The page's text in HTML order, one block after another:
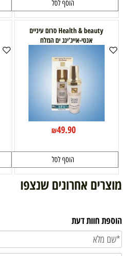
הוסף לסל
Health & beauty סרום עיניים
אנטי-אייג'ינג ים המלח
₪49.90
הוסף לסל
מוצרים אחרונים שנצפו
הוספת חוות דעת